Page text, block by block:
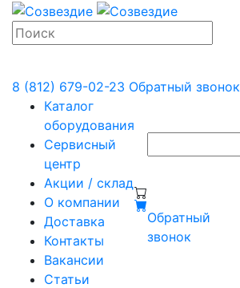
8 (812) 679-02-23 Обратный звонок
Каталог
оборудования
Сервисный
центр
Акции / склад
О компании
Доставка
Контакты
Вакансии
Статьи
Обратный
звонок